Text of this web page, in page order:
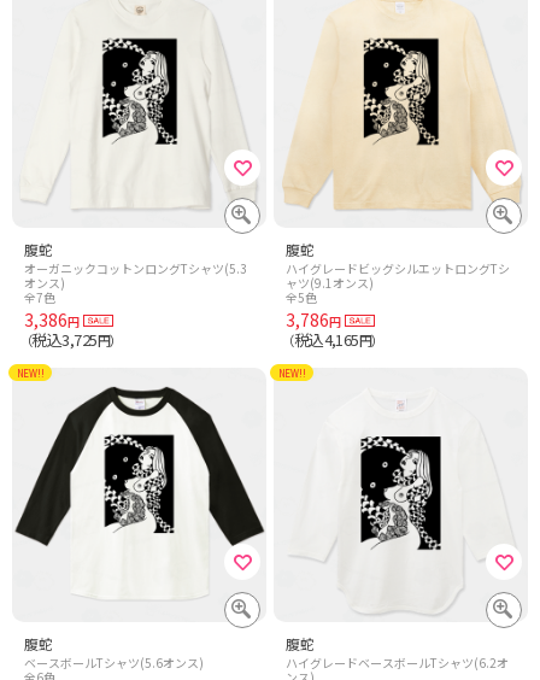
腹蛇
オーガニックコットンロングTシャツ(5.3
オンス)
全7色
3,386円
（税込3,725円）
腹蛇
ハイグレードビッグシルエットロングTシ
ャツ(9.1オンス)
全5色
3,786円
（税込4,165円）
腹蛇
ベースボールTシャツ(5.6オンス)
NEW!!
腹蛇
ハイグレードベースボールTシャツ(6.2オ
NEW!!